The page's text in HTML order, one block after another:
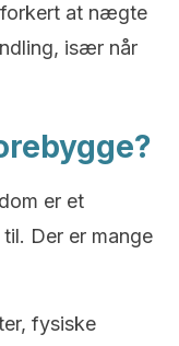
forkert at nægte
især når
er et
Der er mange
fysiske